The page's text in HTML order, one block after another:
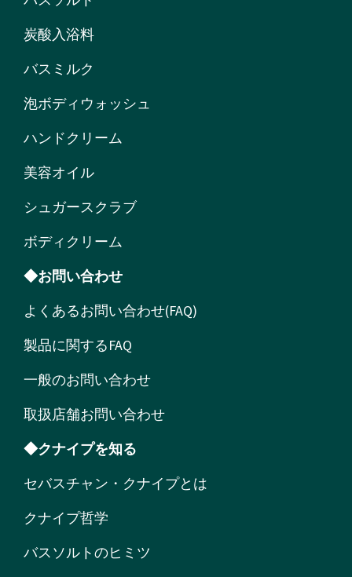
炭酸入浴料
バスミルク
泡ボディウォッシュ
ハンドクリーム
美容オイル
シュガースクラブ
ボディクリーム
◆お問い合わせ
よくあるお問い合わせ(FAQ)
製品に関するFAQ
一般のお問い合わせ
取扱店舗お問い合わせ
◆クナイプを知る
セバスチャン・クナイプとは
クナイプ哲学
バスソルトのヒミツ